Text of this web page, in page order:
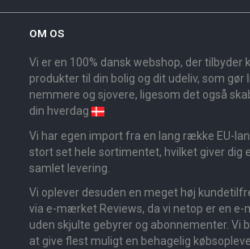
OM OS
Vi er en 100% dansk webshop, der tilbyder
produkter til din bolig og dit udeliv, som gør
nemmere og sjovere, ligesom det også
din hverdag
Vi har egen import fra en lang række EU-
stort set hele sortimentet, hvilket giver dig
samlet levering.
Vi oplever desuden en meget høj
via e-mærket Reviews, da vi netop er en
uden skjulte gebyrer og abonnementer. Vi
at give flest muligt en behagelig